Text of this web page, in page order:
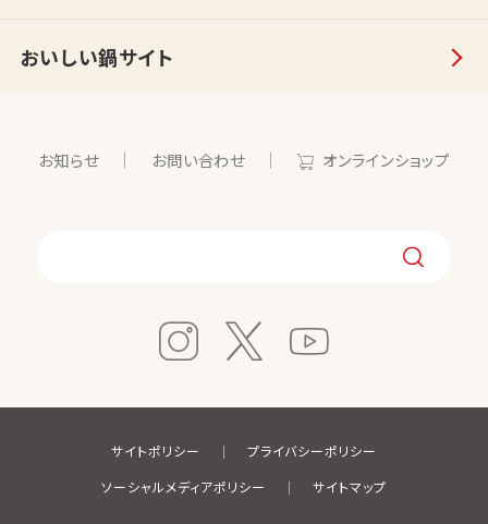
おいしい鍋サイト
お知らせ お問い合わせ オンラインショップ
サイトポリシー
プライバシーポリシー
ソーシャルメディアポリシー
サイトマップ